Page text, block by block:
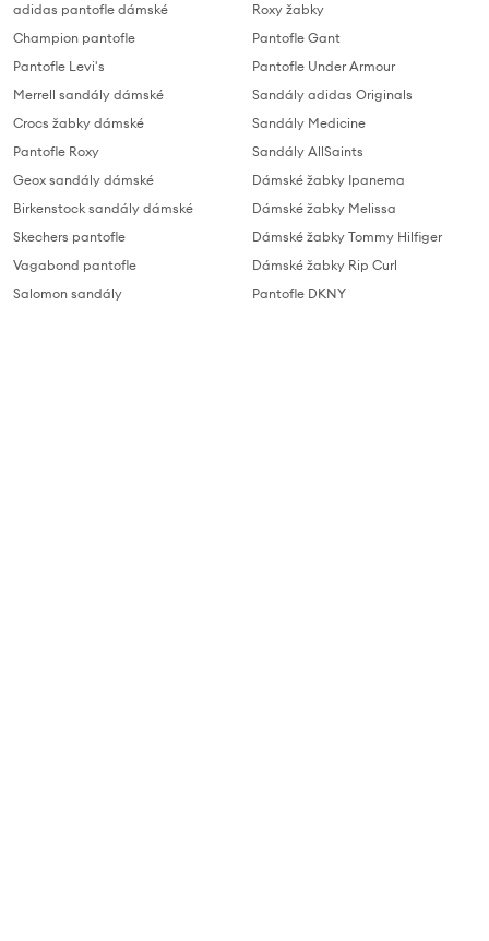
adidas pantofle dámské
Champion pantofle
Pantofle Levi's
Merrell sandály dámské
Crocs žabky dámské
Pantofle Roxy
Geox sandály dámské
Birkenstock sandály dámské
Skechers pantofle
Vagabond pantofle
Salomon sandály
Roxy žabky
Pantofle Gant
Pantofle Under Armour
Sandály adidas Originals
Sandály Medicine
Sandály AllSaints
Dámské žabky Ipanema
Dámské žabky Melissa
Dámské žabky Tommy Hilfiger
Dámské žabky Rip Curl
Pantofle DKNY